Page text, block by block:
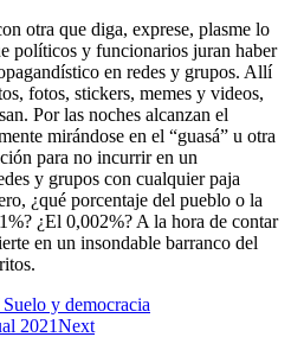
otra que diga, exprese, plasme lo
políticos y funcionarios juran haber
en redes y grupos. Allí
fotos, stickers, memes y videos,
Por las noches alcanzan el
mirándose en el “guasá” u otra
para no incurrir en un
y grupos con cualquier paja
¿qué porcentaje del pueblo o la
¿El 0,002%? A la hora de contar
en un insondable barranco del
y democracia
2021Next